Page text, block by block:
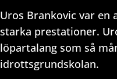
Uros Brankovic var en
starka prestationer.
löpartalang som så
idrottsgrundskolan.